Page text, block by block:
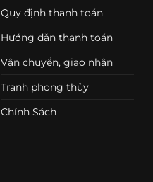
Quy định thanh toán
Hướng dẫn thanh toán
Vận chuyển, giao nhận
Tranh phong thủy
Chính Sách